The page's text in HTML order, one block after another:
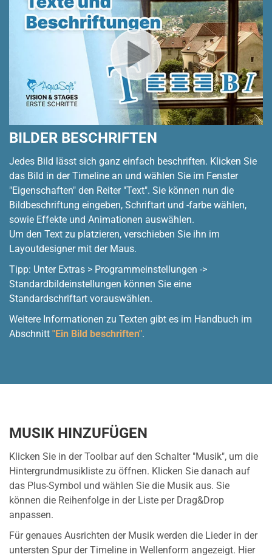
BILDER BESCHRIFTEN
Jedes Bild lässt sich ganz einfach beschriften. Klicken Sie
das Bild in der Timeline an und wählen Sie im Fenster
"Eigenschaften" den Reiter "Text". Sie können nun die
Bildbeschriftung eingeben, Schriftart und -farbe wählen,
sowie Effekte und Animationen auswählen.
Um den Text zu platzieren, verschieben Sie ihn im
Layoutdesigner mit der Maus.
Tipp: Unter Extras > Programmeinstellungen ->
Standardbildeinstellungen können Sie eine
Standardschriftart vorauswählen.
Weitere Informationen zu Texten gibt es im Handbuch im
Abschnitt "Ein Bild beschriften".
MUSIK HINZUFÜGEN
Klicken Sie in der Toolbar auf den Schalter "Musik", um die
Hintergrundmusikliste zu öffnen. Klicken Sie danach auf
das Plus-Symbol und wählen Sie die Musik aus. Sie
können die Reihenfolge in der Liste per Drag&Drop
anpassen.
Für genaues Ausrichten der Musik werden die Lieder in der
untersten Spur der Timeline in Wellenform angezeigt. Hier